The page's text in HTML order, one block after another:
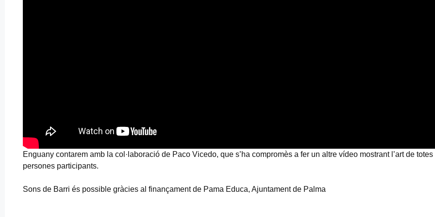
Enguany contarem amb la col·laboració de Paco Vicedo, que s’ha compromès a fer un altre vídeo mostrant l’art de totes
persones participants.
Sons de Barri és possible gràcies al finançament de Pama Educa, Ajuntament de Palma